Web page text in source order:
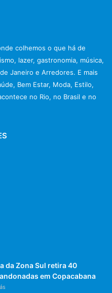
colhemos o que há de
lazer, gastronomia, música,
Janeiro e Arredores. E mais
Bem Estar, Moda, Estilo,
no Rio, no Brasil e no
da Zona Sul retira 40
em Copacabana